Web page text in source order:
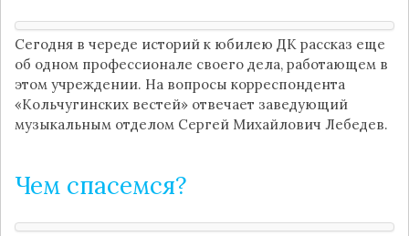
Сегодня в череде историй к юбилею ДК рассказ еще
об одном профессионале своего дела, работающем в
этом учреждении. На вопросы корреспондента
«Кольчугинских вестей» отвечает заведующий
музыкальным отделом Сергей Михайлович Лебедев.
Чем спасемся?